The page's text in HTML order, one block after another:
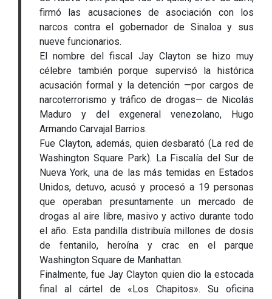
firmó las acusaciones de asociación con los
narcos contra el gobernador de Sinaloa y sus
nueve funcionarios.
El nombre del fiscal Jay Clayton se hizo muy
célebre también porque supervisó la histórica
acusación formal y la detención —por cargos de
narcoterrorismo y tráfico de drogas— de Nicolás
Maduro y del exgeneral venezolano, Hugo
Armando Carvajal Barrios.
Fue Clayton, además, quien desbarató (La red de
Washington Square Park). La Fiscalía del Sur de
Nueva York, una de las más temidas en Estados
Unidos, detuvo, acusó y procesó a 19 personas
que operaban presuntamente un mercado de
drogas al aire libre, masivo y activo durante todo
el año. Esta pandilla distribuía millones de dosis
de fentanilo, heroína y crac en el parque
Washington Square de Manhattan.
Finalmente, fue Jay Clayton quien dio la estocada
final al cártel de «Los Chapitos». Su oficina